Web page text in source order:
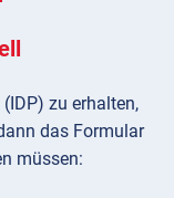
zu erhalten,
das Formular
müssen: